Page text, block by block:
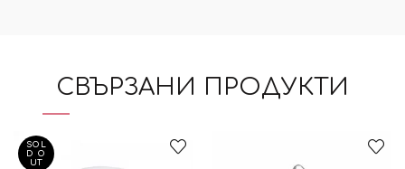
СВЪРЗАНИ ПРОДУКТИ
SOL
D O
UT